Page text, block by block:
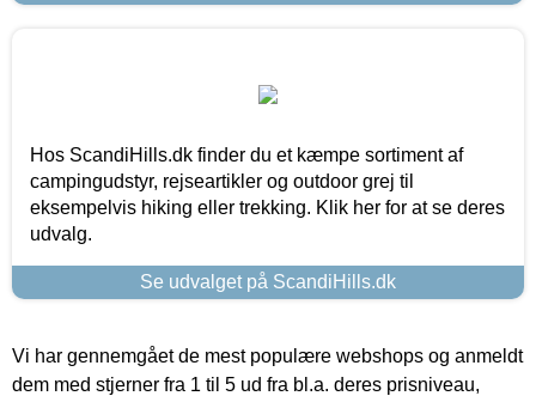
Hos ScandiHills.dk finder du et kæmpe sortiment af
campingudstyr, rejseartikler og outdoor grej til
eksempelvis hiking eller trekking. Klik her for at se deres
udvalg.
Se udvalget på ScandiHills.dk
Vi har gennemgået de mest populære webshops og anmeldt
dem med stjerner fra 1 til 5 ud fra bl.a. deres prisniveau,